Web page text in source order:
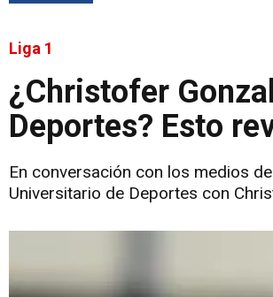
Liga 1
¿Christofer
Deportes? Esto
En conversación con los medios
Universitario de Deportes con